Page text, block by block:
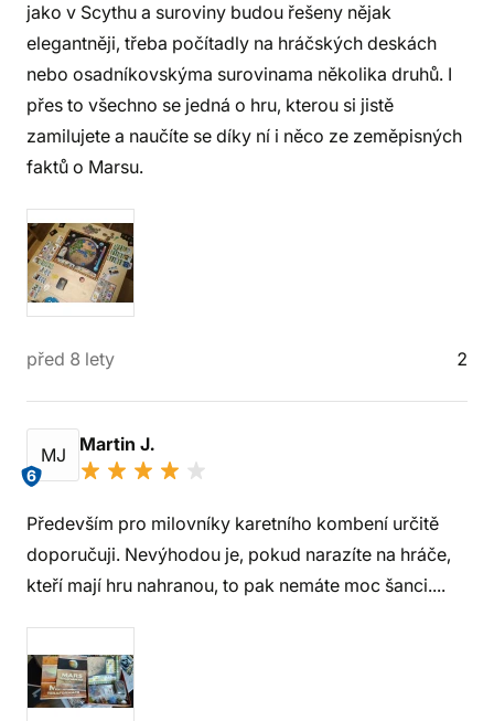
jako v Scythu a suroviny budou řešeny nějak
elegantněji, třeba počítadly na hráčských deskách
nebo osadníkovskýma surovinama několika druhů. I
přes to všechno se jedná o hru, kterou si jistě
zamilujete a naučíte se díky ní i něco ze zeměpisných
faktů o Marsu.
před 8 lety 2
MJ
6
Martin J.
Především pro milovníky karetního kombení určitě
doporučuji. Nevýhodou je, pokud narazíte na hráče,
kteří mají hru nahranou, to pak nemáte moc šanci....